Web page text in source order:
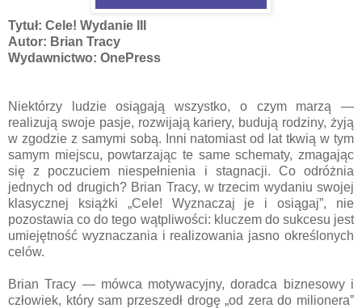
Tytuł: Cele! Wydanie III
Autor: Brian Tracy
Wydawnictwo: OnePress
Niektórzy ludzie osiągają wszystko, o czym marzą —
realizują swoje pasje, rozwijają kariery, budują rodziny, żyją
w zgodzie z samymi sobą. Inni natomiast od lat tkwią w tym
samym miejscu, powtarzając te same schematy, zmagając
się z poczuciem niespełnienia i stagnacji. Co odróżnia
jednych od drugich? Brian Tracy, w trzecim wydaniu swojej
klasycznej książki „Cele! Wyznaczaj je i osiągaj”, nie
pozostawia co do tego wątpliwości: kluczem do sukcesu jest
umiejętność wyznaczania i realizowania jasno określonych
celów.
Brian Tracy — mówca motywacyjny, doradca biznesowy i
człowiek, który sam przeszedł drogę „od zera do milionera”